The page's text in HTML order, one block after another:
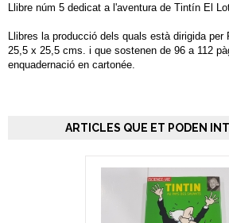
Llibre núm 5 dedicat a l'aventura de Tintín El
Llibres la producció dels quals està dirigida per
25,5 x 25,5 cms. i que sostenen de 96 a 112
enquadernació en cartonée.
ARTICLES QUE ET PODEN